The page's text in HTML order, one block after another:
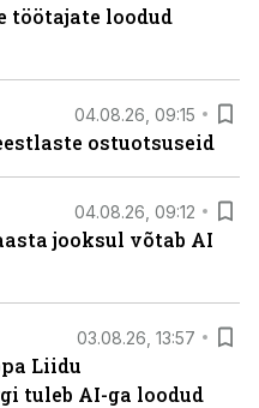
töötajate loodud
04.08.26, 09:15
ostuotsuseid
04.08.26, 09:12
jooksul võtab AI
03.08.26, 13:57
Liidu
tuleb AI-ga loodud